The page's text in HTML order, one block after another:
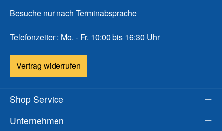
Besuche nur nach Terminabsprache
Telefonzeiten: Mo. - Fr. 10:00 bis 16:30 Uhr
Vertrag widerrufen
Shop Service
Unternehmen